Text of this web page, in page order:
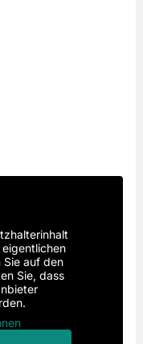
auf den
Sie, dass